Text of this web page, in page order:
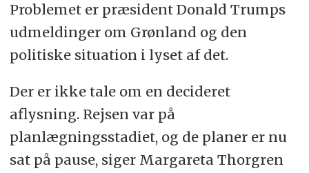
Problemet er præsident Donald Trumps
udmeldinger om Grønland og den
politiske situation i lyset af det.
Der er ikke tale om en decideret
aflysning. Rejsen var på
planlægningsstadiet, og de planer er nu
sat på pause, siger Margareta Thorgren